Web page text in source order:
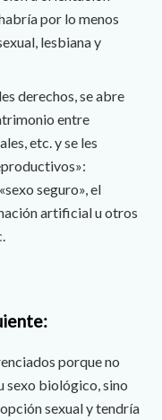
por lo menos
lesbiana y
derechos, se abre
entre
etc. y se les
seguro», el
artificial u otros
porque no
sexo biológico, sino
sexual y tendría